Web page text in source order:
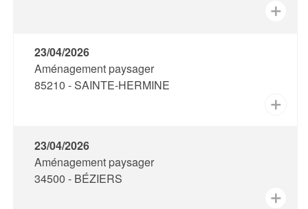
✕
23/04/2026
Aménagement paysager
85210 - SAINTE-HERMINE
✕
23/04/2026
Aménagement paysager
34500 - BÉZIERS
✕